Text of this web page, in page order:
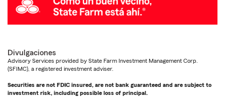
Divulgaciones
Advisory Services provided by State Farm Investment Management Corp.
(SFIMC), a registered investment adviser.
Securities are not FDIC insured, are not bank guaranteed and are subject to
investment risk, including possible loss of principal.